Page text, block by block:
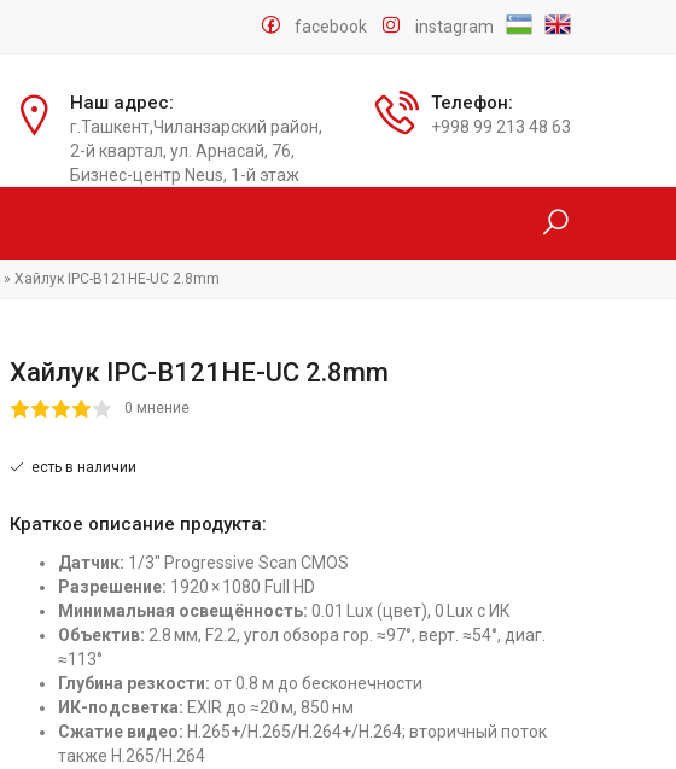
instagram
facebook
Наш адрес:
г.Ташкент,Чиланзарский район,
2-й квартал, ул. Арнасай, 76,
Бизнес-центр Neus, 1-й этаж
Телефон:
+998 99 213 48 63
» Хайлук IPC-B121HE-UC 2.8mm
Хайлук IPC-B121HE-UC 2.8mm
0 мнение
есть в наличии
Краткое описание продукта:
Датчик: 1/3″ Progressive Scan CMOS
Разрешение: 1920 × 1080 Full HD
Минимальная освещённость: 0.01 Lux (цвет), 0 Lux с ИК
Объектив: 2.8 мм, F2.2, угол обзора гор. ≈97°, верт. ≈54°, диаг.
≈113°
Глубина резкости: от 0.8 м до бесконечности
ИК-подсветка: EXIR до ≈20 м, 850 нм
Сжатие видео: H.265+/H.265/H.264+/H.264; вторичный поток
также H.265/H.264